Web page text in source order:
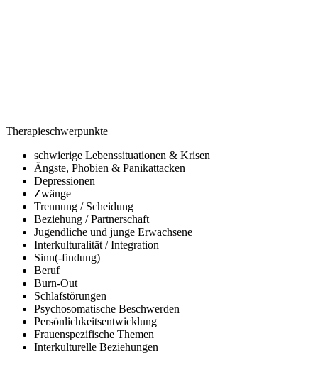
Therapieschwerpunkte
schwierige Lebenssituationen & Krisen
Ängste, Phobien & Panikattacken
Depressionen
Zwänge
Trennung / Scheidung
Beziehung / Partnerschaft
Jugendliche und junge Erwachsene
Interkulturalität / Integration
Sinn(-findung)
Beruf
Burn-Out
Schlafstörungen
Psychosomatische Beschwerden
Persönlichkeitsentwicklung
Frauenspezifische Themen
Interkulturelle Beziehungen